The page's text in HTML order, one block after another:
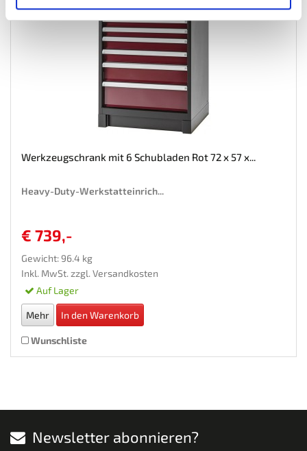
Werkzeugschrank mit 6 Schubladen Rot 72 x 57 x...
Heavy-Duty-Werkstatteinrich...
€ 739,-
Gewicht: 96.4 kg
Inkl. MwSt. zzgl. Versandkosten
Auf Lager
Mehr In den Warenkorb
Wunschliste
Newsletter abonnieren?